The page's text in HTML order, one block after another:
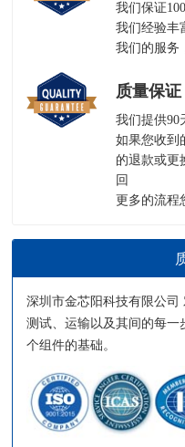
我们保证
我们经验丰
我们的服务
质量保证
我们提供90
如果您收到
的退款或更
回
更多的流程
深圳市金芯阳科技有限公司
测试、运输以及其间的每
个组件的基础。